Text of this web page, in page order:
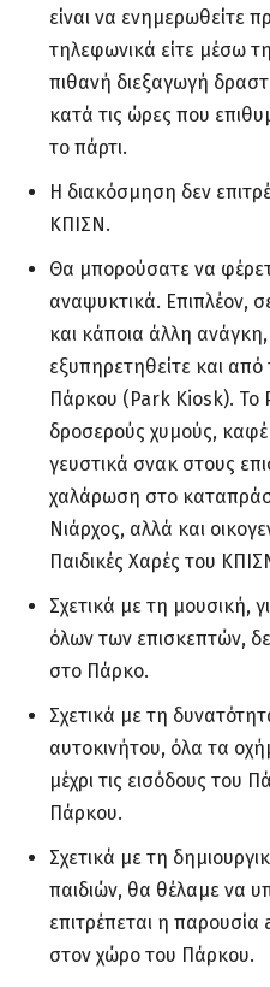
είναι να ενημερωθείτε
τηλεφωνικά είτε μέσω
πιθανή διεξαγωγή
κατά τις ώρες που
το πάρτι.
Η διακόσμηση δεν
ΚΠΙΣΝ.
Θα μπορούσατε να
αναψυκτικά. Επιπλέον,
και κάποια άλλη
εξυπηρετηθείτε και
Πάρκου (Park Kiosk). Το
δροσερούς χυμούς, καφέ
γευστικά σνακ στους
χαλάρωση στο
Νιάρχος, αλλά και
Παιδικές Χαρές του
Σχετικά με τη μουσική,
όλων των επισκεπτών,
στο Πάρκο.
Σχετικά με τη
αυτοκινήτου, όλα τα
μέχρι τις εισόδους του
Πάρκου.
Σχετικά με τη
παιδιών, θα θέλαμε να
επιτρέπεται η
στον χώρο του Πάρκου.